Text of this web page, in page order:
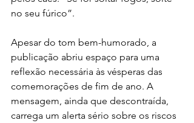
no seu fúrico”.
Apesar do tom bem-humorado, a
publicação abriu espaço para uma
reflexão necessária às vésperas das
comemorações de fim de ano. A
mensagem, ainda que descontraída,
carrega um alerta sério sobre os riscos